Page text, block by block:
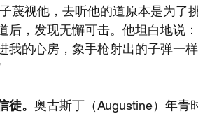
蔑视他，去听他的道原本是为了挑
，发现无懈可击。他坦白地说
我的心房，象手枪射出的子弹一
。 奥古斯丁（Augustine）年青